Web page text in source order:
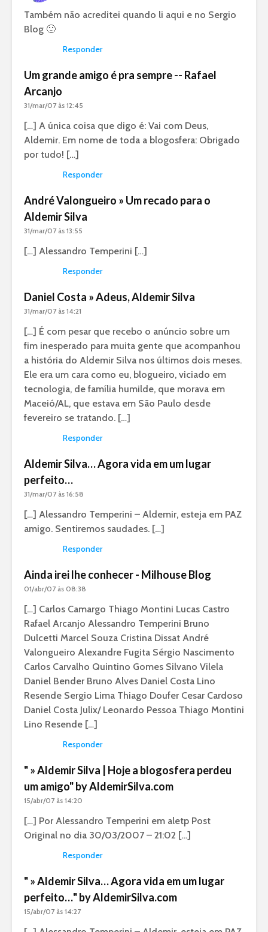
Também não acreditei quando li aqui e no Sergio
Blog 🙁
Responder
Um grande amigo é pra sempre -- Rafael
Arcanjo
31/mar/07 às 12:45
[…] A única coisa que digo é: Vai com Deus,
Aldemir. Em nome de toda a blogosfera: Obrigado
por tudo! […]
Responder
André Valongueiro » Um recado para o
Aldemir Silva
31/mar/07 às 13:55
[…] Alessandro Temperini […]
Responder
Daniel Costa » Adeus, Aldemir Silva
31/mar/07 às 14:21
[…] É com pesar que recebo o anúncio sobre um
fim inesperado para muita gente que acompanhou
a história do Aldemir Silva nos últimos dois meses.
Ele era um cara como eu, blogueiro, viciado em
tecnologia, de família humilde, que morava em
Maceió/AL, que estava em São Paulo desde
fevereiro se tratando. […]
Responder
Aldemir Silva… Agora vida em um lugar
perfeito…
31/mar/07 às 16:58
[…] Alessandro Temperini – Aldemir, esteja em PAZ
amigo. Sentiremos saudades. […]
Responder
Ainda irei lhe conhecer - Milhouse Blog
01/abr/07 às 08:38
[…] Carlos Camargo Thiago Montini Lucas Castro
Rafael Arcanjo Alessandro Temperini Bruno
Dulcetti Marcel Souza Cristina Dissat André
Valongueiro Alexandre Fugita Sérgio Nascimento
Carlos Carvalho Quintino Gomes Silvano Vilela
Daniel Bender Bruno Alves Daniel Costa Lino
Resende Sergio Lima Thiago Doufer Cesar Cardoso
Daniel Costa Julix/ Leonardo Pessoa Thiago Montini
Lino Resende […]
Responder
" » Aldemir Silva | Hoje a blogosfera perdeu
um amigo" by AldemirSilva.com
15/abr/07 às 14:20
[…] Por Alessandro Temperini em aletp Post
Original no dia 30/03/2007 – 21:02 […]
Responder
" » Aldemir Silva… Agora vida em um lugar
perfeito…" by AldemirSilva.com
15/abr/07 às 14:27